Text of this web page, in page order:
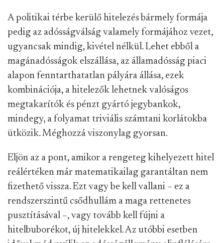
A politikai térbe kerülő hitelezés bármely formája
pedig az adósságválság valamely formájához vezet,
ugyancsak mindig, kivétel nélkül. Lehet ebből a
magánadósságok elszállása, az államadósság piaci
alapon fenntarthatatlan pályára állása, ezek
kombinációja, a hitelezők lehetnek valóságos
megtakarítók és pénzt gyártó jegybankok,
mindegy, a folyamat triviális számtani korlátokba
ütközik. Méghozzá viszonylag gyorsan.
Eljön az a pont, amikor a rengeteg kihelyezett hitel
reálértéken már matematikailag garantáltan nem
fizethető vissza. Ezt vagy be kell vallani – ez a
rendszerszintű csődhullám a maga rettenetes
pusztításával –, vagy tovább kell fújni a
hitelbuborékot, új hitelekkel. Az utóbbi esetben